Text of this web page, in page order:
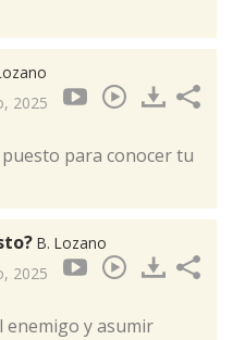
2025
para conocer tu
B. Lozano
2025
enemigo y asumir